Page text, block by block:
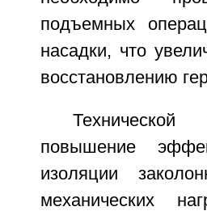
подъемных
насадки, что
восстановлению
повышение
изоляции
механических